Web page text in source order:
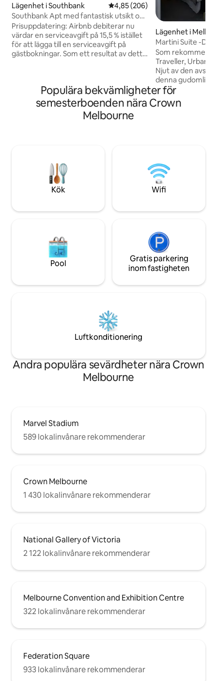
Lägenhet i Southbank 4,85 av 5 i genomsnittligt
4,85 (206)
Southbank Apt med fantastisk utsikt och
gratis parkering
Prisuppdatering: Airbnb debiterar nu
värdar en serviceavgift på 15,5 % istället
för att lägga till en serviceavgift på
gästbokningar. Som ett resultat av detta
vid utcheckning. Tack för din förståelse
Vår lägenhet ligger centralt på
Southbank bredvid Crown Casino och
omgiven av barer, restauranger och
Lägenhet i
Martini Suite -
laneways
Som
Traveller, Urban
Njut av den
denna
fantastisk utsikt
Majorca-
före middagen
upplever staden
född av den
glädjerika
Populära bekvämligheter för
semesterboenden nära Crown
Melbourne
Kök Wifi
Pool
Gratis parkering
inom fastigheten
Luftkonditionering
Andra populära sevärdheter nära Crown
Melbourne
Marvel Stadium
589 lokalinvånare rekommenderar
Crown Melbourne
1 430 lokalinvånare rekommenderar
National Gallery of Victoria
2 122 lokalinvånare rekommenderar
Melbourne Convention and Exhibition Centre
322 lokalinvånare rekommenderar
Federation Square
933 lokalinvånare rekommenderar